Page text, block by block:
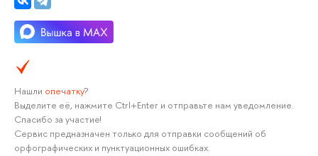
Нашли опечатку?
Выделите её, нажмите Ctrl+Enter и отправьте нам уведомление.
Спасибо за участие!
Сервис предназначен только для отправки сообщений об
орфографических и пунктуационных ошибках.